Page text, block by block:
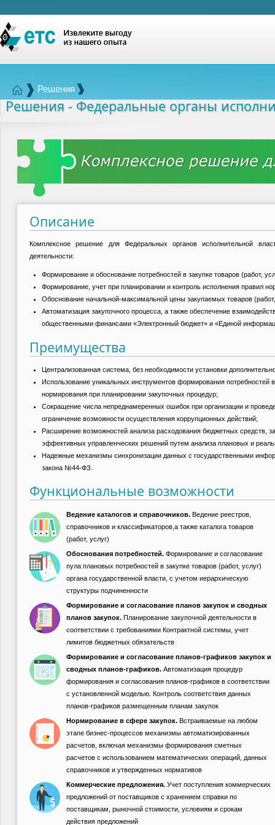
Решения
Решения - Федеральные органы
Описание
Комплексное решение для Федеральных органов исполнительной
деятельности:
Формирование и обоснование потребностей в закупке товаров (работ,
Формирование, учет при планировании и контроль исполнения правил
Обоснование начальной-максимальной цены закупаемых товаров
Автоматизация закупочного процесса, а также обеспечение
общественными финансами «Электронный бюджет» и «Единой
Преимущества
Централизованная система, без необходимости установки
Использование уникальных инструментов формирования потребностей
нормирования при планировании закупочных процедур;
Сокращение числа непреднамеренных ошибок при организации и
ограничение возможности осуществления коррупционных действий;
Расширение возможностей анализа расходования бюджетных средств,
эффективных управленческих решений путем анализа плановых и
Надежные механизмы синхронизации данных с государственными
закона №44-ФЗ.
Функциональные возможности
Ведение каталогов и справочников. Ведение реестров,
справочников и классификаторов,а также каталога товаров
(работ, услуг)
Обоснования потребностей. Формирование и согласование
пула плановых потребностей в закупке товаров (работ, услуг)
органа государственной власти, с учетом иерархическую
структуры подчиненности
Формирование и согласование планов закупок и сводных
планов закупок. Планирование закупочной деятельности в
соответствии с требованиями Контрактной системы, учет
лимитов бюджетных обязательств
Формирование и согласование планов-графиков закупок и
сводных планов-графиков. Автоматизация процедур
формирования и согласования планов-графиков в соответствии
с установленной моделью. Контроль соответствия данных
планов-графиков размещенным планам закупок
Нормирование в сфере закупок. Встраиваемые на любом
этапе бизнес-процессов механизмы автоматизированных
расчетов, включая механизмы формирования сметных
расчетов с использованием математических операций, данных
справочников и утвержденных нормативов
Коммерческие предложения. Учет поступления коммерческих
предложений от поставщиков с хранением справки по
поставщикам, рыночной стоимости, условиям и срокам
действия предложений